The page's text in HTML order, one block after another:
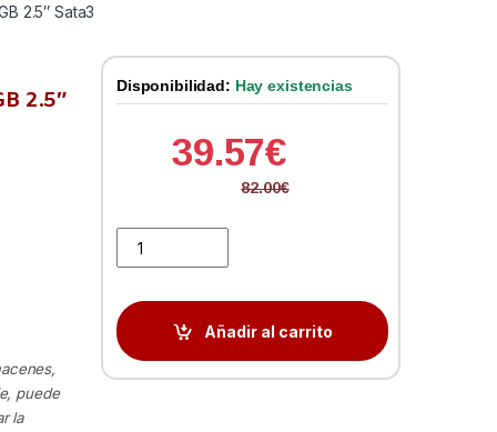
2.5″ Sata3
2.5″
puede
la
Disponibilidad: Hay existencias
39.57€
82.00€
Añadir al carrito